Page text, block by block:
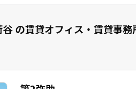
の賃貸オフィス・賃貸事務